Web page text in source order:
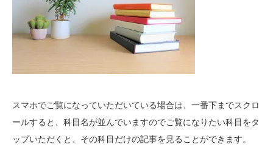
スマホでご覧になっていただいている場合は、一番下までスクロ
ールすると、科目名が並んでいますのでご覧になりたい科目をタ
ップいただくと、その科目だけの記事を見ることができます。